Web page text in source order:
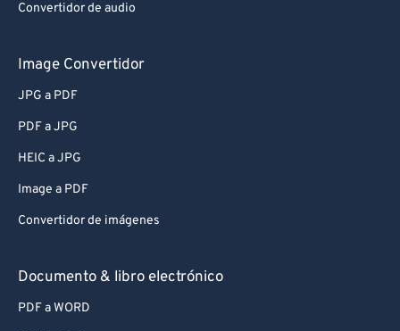
Convertidor de audio
Image Convertidor
JPG a PDF
PDF a JPG
HEIC a JPG
Image a PDF
Convertidor de imágenes
Documento & libro electrónico
PDF a WORD